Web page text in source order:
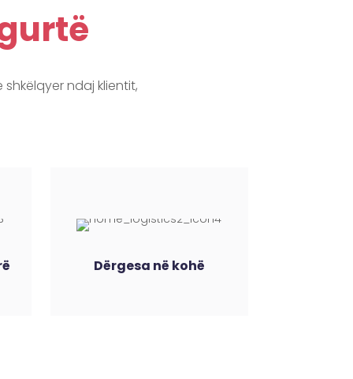
ndaj klientit,
Dërgesa në kohë